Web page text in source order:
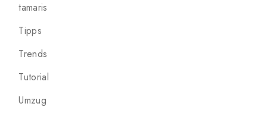
tamaris
Tipps
Trends
Tutorial
Umzug